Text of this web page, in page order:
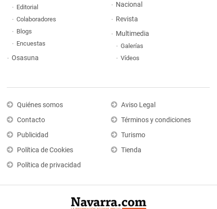
Editorial
Colaboradores
Blogs
Encuestas
Osasuna
Nacional
Revista
Multimedia
Galerías
Vídeos
Quiénes somos
Contacto
Publicidad
Política de Cookies
Política de privacidad
Aviso Legal
Términos y condiciones
Turismo
Tienda